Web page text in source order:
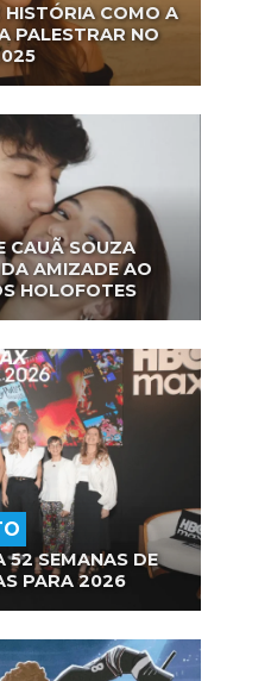
COMO A
PALESTRAR NO
CAUÃ SOUZA
AMIZADE AO
HOLOFOTES
52 SEMANAS DE
PARA 2026